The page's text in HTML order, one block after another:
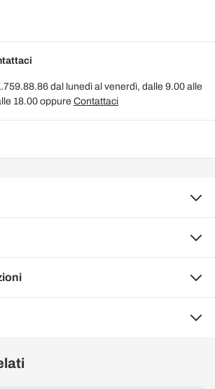
dal lunedì al venerdì, dalle 9.00 alle
18.00 oppure Contattaci